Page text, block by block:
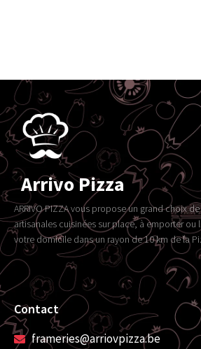
Arrivo Pizza
ARRIVO PIZZA vous propose un grand choix
artisanales cuisinées sur place, à emporter ou
votre domicile dans un rayon de 10 km de la
Contact
frameries@arriovpizza.be